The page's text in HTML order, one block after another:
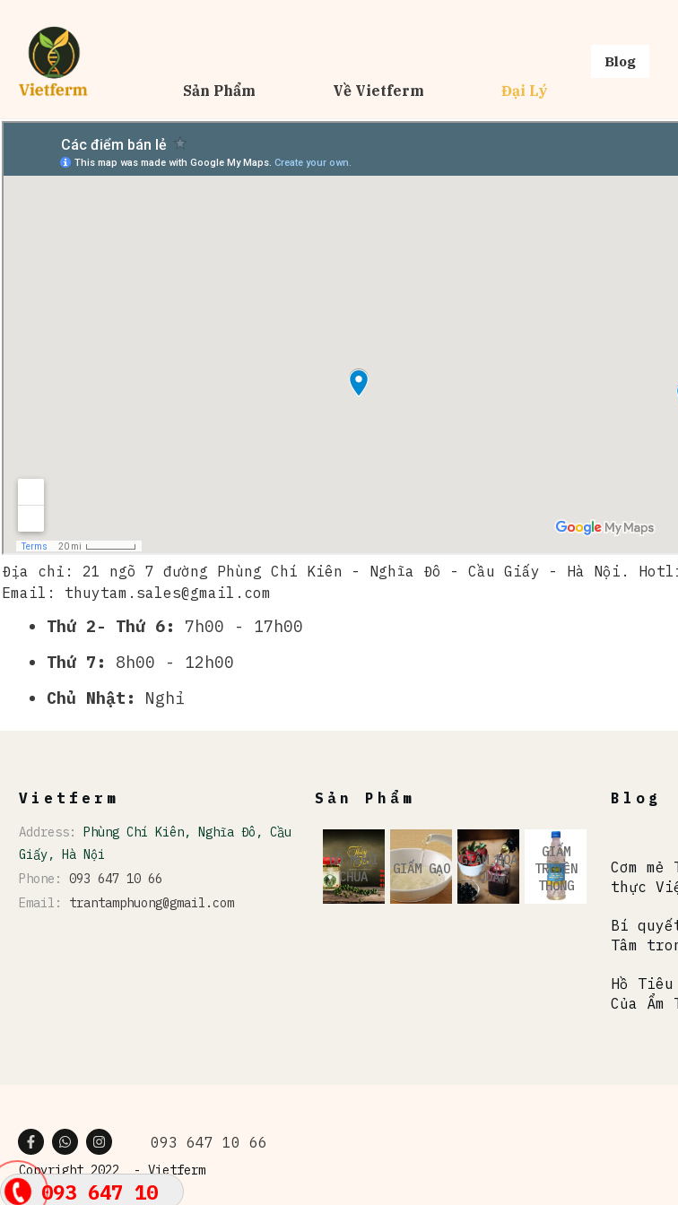
093 647 10
Sản Phẩm Về Vietferm Đại Lý
Blog
Địa chỉ: 21 ngõ 7 đường Phùng Chí Kiên - Nghĩa Đô - Cầu Giấy - Hà Nội.
Email: thuytam.sales@gmail.com
Thứ 2- Thứ 6: 7h00 - 17h00
Thứ 7: 8h00 - 12h00
Chủ Nhật: Nghỉ
Vietferm
Address: Phùng Chí Kiên, Nghĩa Đô, Cầu
Giấy, Hà Nội
Phone: 093 647 10 66
Email: trantamphuong@gmail.com
Sản Phẩm
ĐỒ MUỐI
CHUA
GIẤM GẠO
GIẤM HOA
QUẢ
GIẤM
TRUYỀN
THỐNG
Blog
Cơm
thực
Bí
Tâm
Hồ
Của Ẩm
093 647 10 66
Copyright 2022 -Vietferm